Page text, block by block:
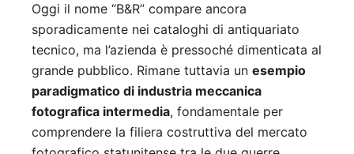
Oggi il nome “B&R” compare ancora
sporadicamente nei cataloghi di antiquariato
tecnico, ma l’azienda è pressoché dimenticata al
grande pubblico. Rimane tuttavia un esempio
paradigmatico di industria meccanica
fotografica intermedia, fondamentale per
comprendere la filiera costruttiva del mercato